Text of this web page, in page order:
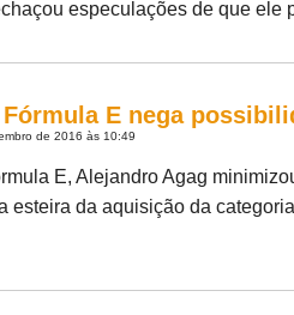
especulações de que ele
E nega
de 2016 às 10:49
E, Alejandro Agag
esteira da aquisição da